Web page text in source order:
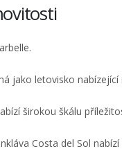
jako letovisko
širokou škálu
Costa del Sol